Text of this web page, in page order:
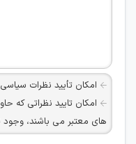
امکان تأیید نظرات
امکان تایید نظراتی که
های معتبر می باشند، وجود